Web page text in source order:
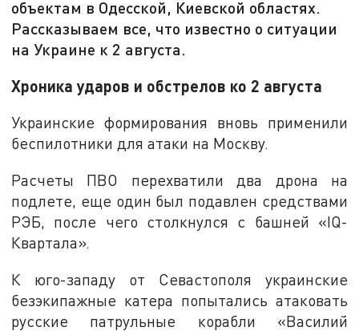
объектам в Одесской, Киевской областях.
Рассказываем все, что известно о ситуации
на Украине к 2 августа.
Хроника ударов и обстрелов ко 2 августа
Украинские формирования вновь применили
беспилотники для атаки на Москву.
Расчеты ПВО перехватили два дрона на
подлете, еще один был подавлен средствами
РЭБ, после чего столкнулся с башней «IQ-
Квартала».
К юго-западу от Севастополя украинские
безэкипажные катера попытались атаковать
русские патрульные корабли «Василий